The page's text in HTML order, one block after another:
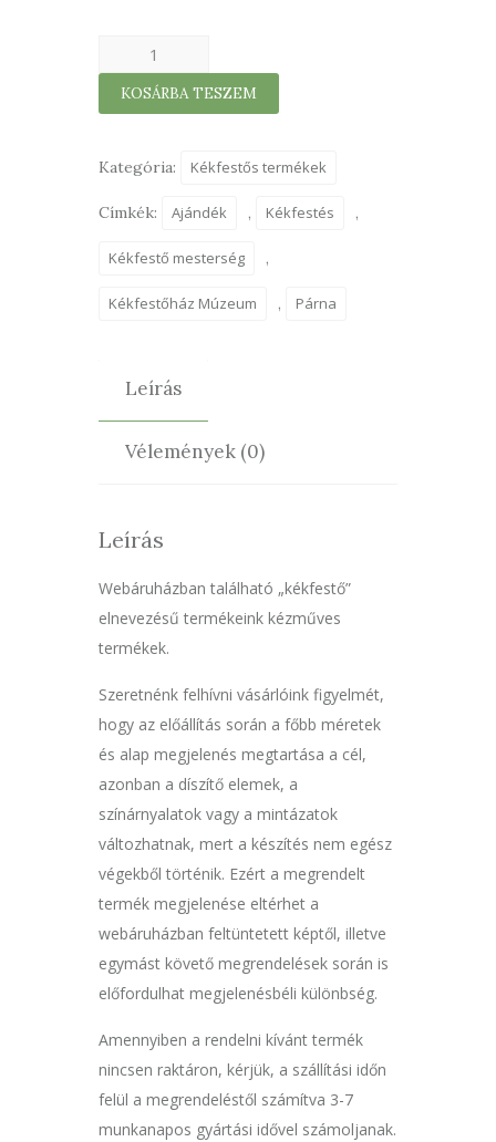
(nagy)
apró
33×33cm
KOSÁRBA TESZEM
Kategória: Kékfestős termékek
Címkék: Ajándék , Kékfestés ,
Kékfestő mesterség ,
Kékfestőház Múzeum , Párna
Leírás
Vélemények (0)
Leírás
Webáruházban található „kékfestő”
elnevezésű termékeink kézműves
termékek.
Szeretnénk felhívni vásárlóink figyelmét,
hogy az előállítás során a főbb méretek
és alap megjelenés megtartása a cél,
azonban a díszítő elemek, a
színárnyalatok vagy a mintázatok
változhatnak, mert a készítés nem egész
végekből történik. Ezért a megrendelt
termék megjelenése eltérhet a
webáruházban feltüntetett képtől, illetve
egymást követő megrendelések során is
előfordulhat megjelenésbéli különbség.
Amennyiben a rendelni kívánt termék
nincsen raktáron, kérjük, a szállítási időn
felül a megrendeléstől számítva 3-7
munkanapos gyártási idővel számoljanak.